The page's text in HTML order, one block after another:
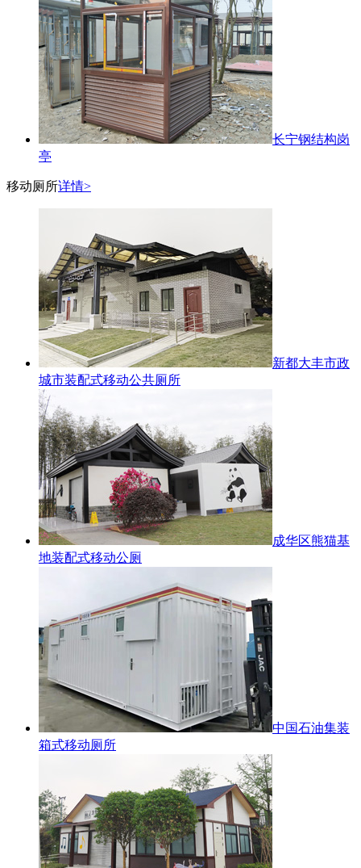
长宁钢结构岗
亭
移动厕所详情>
新都大丰市政
城市装配式移动公共厕所
成华区熊猫基
地装配式移动公厕
中国石油集装
箱式移动厕所